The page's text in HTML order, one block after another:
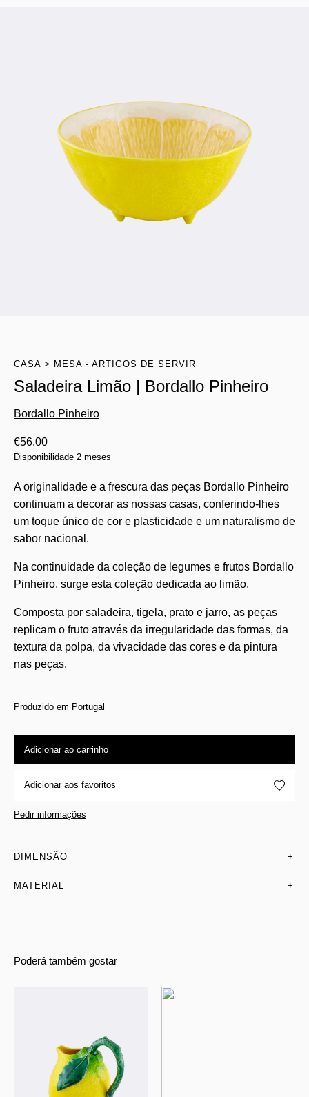
CASA MESA - ARTIGOS DE SERVIR
Saladeira Limão | Bordallo Pinheiro
Bordallo Pinheiro
€56.00
Disponibilidade 2 meses
A originalidade e a frescura das peças Bordallo Pinheiro
continuam a decorar as nossas casas, conferindo-lhes
um toque único de cor e plasticidade e um naturalismo de
sabor nacional.
Na continuidade da coleção de legumes e frutos Bordallo
Pinheiro, surge esta coleção dedicada ao limão.
Composta por saladeira, tigela, prato e jarro, as peças
replicam o fruto através da irregularidade das formas, da
textura da polpa, da vivacidade das cores e da pintura
nas peças.
Produzido em Portugal
Adicionar ao carrinho
Adicionar aos favoritos
Pedir informações
DIMENSÃO +
MATERIAL +
Poderá também gostar